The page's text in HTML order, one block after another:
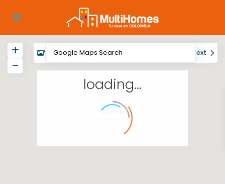
$290.5M
loading...
View My Location Next